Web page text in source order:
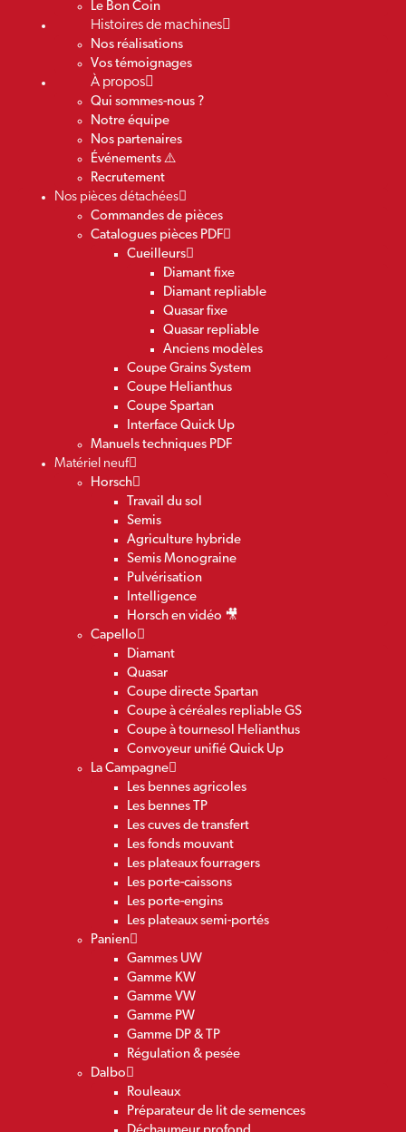
Le Bon Coin
Histoires de machines
Nos réalisations
Vos témoignages
À propos
Qui sommes-nous ?
Notre équipe
Nos partenaires
Événements ⚠️
Recrutement
Nos pièces détachées
Commandes de pièces
Catalogues pièces PDF
Cueilleurs
Diamant fixe
Diamant repliable
Quasar fixe
Quasar repliable
Anciens modèles
Coupe Grains System
Coupe Helianthus
Coupe Spartan
Interface Quick Up
Manuels techniques PDF
Matériel neuf
Horsch
Travail du sol
Semis
Agriculture hybride
Semis Monograine
Pulvérisation
Intelligence
Horsch en vidéo 🎥
Capello
Diamant
Quasar
Coupe directe Spartan
Coupe à céréales repliable GS
Coupe à tournesol Helianthus
Convoyeur unifié Quick Up
La Campagne
Les bennes agricoles
Les bennes TP
Les cuves de transfert
Les fonds mouvant
Les plateaux fourragers
Les porte-caissons
Les porte-engins
Les plateaux semi-portés
Panien
Gammes UW
Gamme KW
Gamme VW
Gamme PW
Gamme DP & TP
Régulation & pesée
Dalbo
Rouleaux
Préparateur de lit de semences